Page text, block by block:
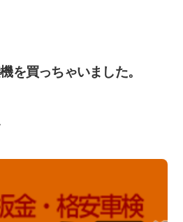
を買っちゃいました。